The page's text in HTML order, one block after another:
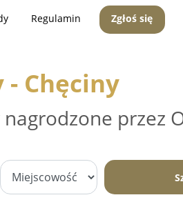
Regulamin Zgłoś się
Chęciny
przez